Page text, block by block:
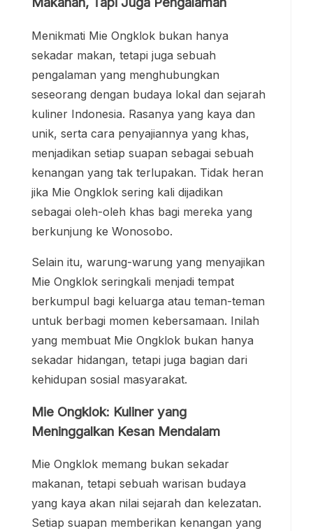
Menikmati Mie Ongklok bukan hanya
sekadar makan, tetapi juga sebuah
pengalaman yang menghubungkan
seseorang dengan budaya lokal dan sejarah
kuliner Indonesia. Rasanya yang kaya dan
unik, serta cara penyajiannya yang khas,
menjadikan setiap suapan sebagai sebuah
kenangan yang tak terlupakan. Tidak heran
jika Mie Ongklok sering kali dijadikan
sebagai oleh-oleh khas bagi mereka yang
berkunjung ke Wonosobo.
Selain itu, warung-warung yang menyajikan
Mie Ongklok seringkali menjadi tempat
berkumpul bagi keluarga atau teman-teman
untuk berbagi momen kebersamaan. Inilah
yang membuat Mie Ongklok bukan hanya
sekadar hidangan, tetapi juga bagian dari
kehidupan sosial masyarakat.
Mie Ongklok: Kuliner yang
Meninggalkan Kesan Mendalam
Mie Ongklok memang bukan sekadar
makanan, tetapi sebuah warisan budaya
yang kaya akan nilai sejarah dan kelezatan.
Setiap suapan memberikan kenangan yang